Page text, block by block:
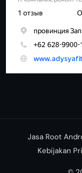
Jasa Root
Kebijakan